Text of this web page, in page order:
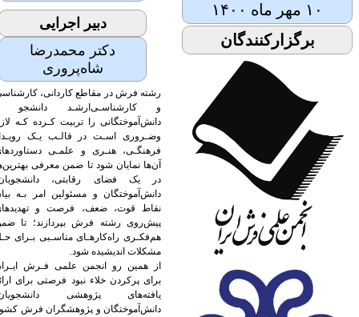
۱۰ مهر ماه ۱۴۰۰
برگزارکنندگان
دبیر اجرایی
دکتر محمدرضا
شاه‌پروری
رﺷﺘﻪ ﻓﺮش در ﻣﻘﺎﻃﻊ ﮐﺎرداﻧﯽ، ﮐﺎرﺷﻨﺎﺳﯽ
و ﮐﺎرﺷﻨﺎﺳـﯽ‌ارﺷـﺪ داﻧﺸﺠﻮ و
داﻧﺶآﻣﻮﺧﺘﮕﺎﻧﯽ را ﺗﺮﺑﯿﺖ ﮐـﺮده ﮐـﻪ ﻻزم
وﺿـﺮوری اﺳـﺖ در ﻗﺎﻟـﺐ یـﮏ رویـﺪاد
ﻓﺮﻫﻨﮕـﯽ، ﻫﻨـﺮی و ﻋﻠﻤـی دﺳﺘﺎوردﻫﺎی
آنﻫﺎ ﻧﻤﺎیان ﺷﻮد ﺗﺎ ﺿﻤﻦ ﻣﻌﺮﻓﯽ ﺑﻬﺘﺮینﻫﺎ
در یک ﻓﻀﺎی رﻗﺎﺑﺘﯽ، داﻧﺸﺠﻮیان،
داﻧﺶ‌آﻣﻮﺧﺘﮕﺎن و ﻣﺴﺌﻮﻟﯿﻦ اﻣﺮ ﺑـه ﺑﯿﺎن
ﻧﻘﺎط ﻗﻮت، ﺿﻌﻒ، ﻓﺮﺻﺖ و ﺗﻬﺪیدﻫﺎی
ﭘﯿﺶ‌روی رﺷﺘﻪ ﻓﺮش ﺑﭙﺮدازﻧﺪ؛ ﺗﺎ ﺿﻤﻦ
ﻫﻢ‌ﻓﮑـﺮی راه‌کارﻫـﺎی ﻣﻨﺎﺳـﺒﯽ ﺑـﺮای ﺣـﻞ
ﻣﺸﮑﻼت اﻧﺪیشیده ﺷﻮد.
از ﻫﻤﯿﻦ رو اﻧﺠﻤﻦ ﻋﻠﻤﯽ ﻓـﺮش ایـﺮان
برای پرکردن خلاء نبود فرصتی برای ارائه
یافته‌های پژوهشی
دانشجویان،
دانش‌آموختگان و پژوهشگران فرش کشور